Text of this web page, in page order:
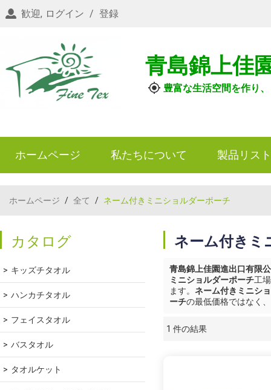
歓迎, ログイン / 登録
青島錦上佳
豊富な生活空間を作り
ホームページ 私たちについて 製品リスト
ホームページ / 全て / ネーム付きミニショルダーポーチ
カタログ
キッズチタオル
ハンカチタオル
フェイスタオル
バスタオル
タオルケット
ネーム付きミ
青島錦上佳園進出口有限
ミニショルダーポーチ工
ます。 ネーム付きミニシ
ーチの最低価格ではなく
1 件の結果
ショーケース